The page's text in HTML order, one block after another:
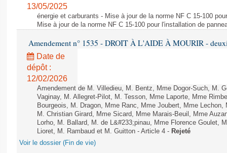
13/05/2025
énergie et carburants - Mise à jour de la norme NF C 15-100
Mise à jour de la norme NF C 15-100 pour l'installation de
Amendement n° 1535 - DROIT À L'AIDE À MOURIR -
Date de
dépôt :
12/02/2026
Amendement de M. Villedieu, M. Bentz, Mme Dogor-Such, M.
Vaginay, M. Allegret-Pilot, M. Tesson, Mme Laporte, Mme
Bourgeois, M. Dragon, Mme Ranc, Mme Joubert, Mme
M. Christian Girard, Mme Sicard, Mme Marais-Beuil, Mme
Lorho, M. Ballard, M. de L&#233;pinau, Mme Florence Goulet,
Lioret, M. Rambaud et M. Guitton - Article 4 - Rejeté
Voir le dossier (Fin de vie)